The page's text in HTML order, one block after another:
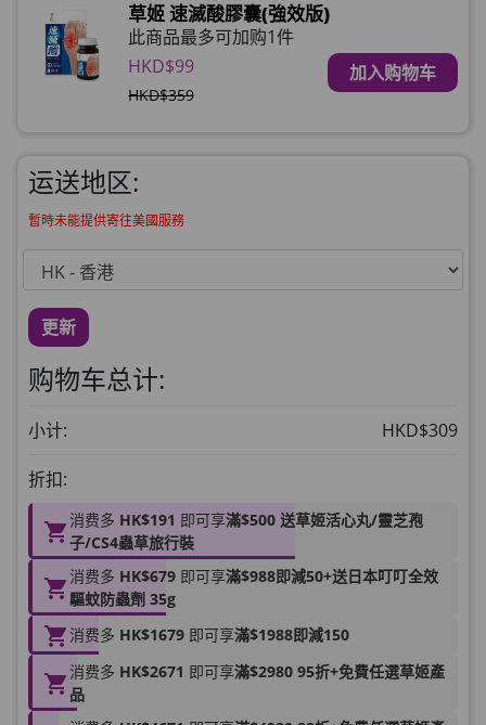
草姬 速滅酸膠囊(強效版)
此商品最多可加购1件
HKD$99
HKD$359
加入购物车
此商品最多可加购1件
此商品最多可加购1件
理膚泉 無香大哥大防曬 50ml (2027年4
月)
此商品最多可加购1件
HKD$88
HKD$145
运送地区:
暫時未能提供寄往美國服務
更新
购物车总计:
小计: HKD$309
折扣:
消费多 HK$191 即可享滿$500 送草姬活心丸/靈芝孢
子/CS4蟲草旅行裝
消费多 HK$679 即可享滿$988即減50+送日本叮叮全效
驅蚊防蟲劑 35g
消费多 HK$1679 即可享滿$1988即減150
消费多 HK$2671 即可享滿$2980 95折+免費任選草姬產
品